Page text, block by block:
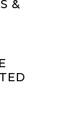
&